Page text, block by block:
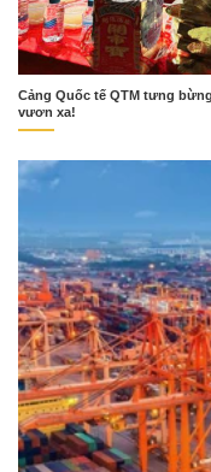
Cảng Quốc tế QTM tưng
vươn xa!